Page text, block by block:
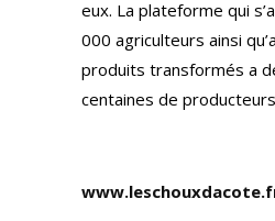
eux. La plateforme qui
000 agriculteurs ainsi
produits transformés a
centaines de